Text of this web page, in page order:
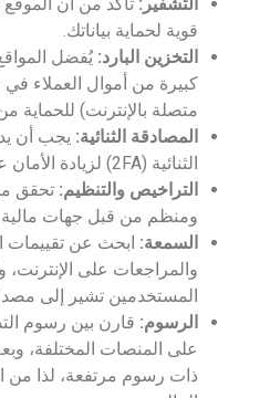
قوية لحماية بياناتك.
التخزين البارد: يُفضل
كبيرة من أموال العملاء في
متصلة بالإنترنت) للحماية
المصادقة الثنائية: يجب أن
الثنائية (2FA) لزيادة الأمان عند تسجيل الدخول.
التراخيص والتنظيم: تحقق
ومنظم من قبل جهات مالية
السمعة: ابحث عن تقييمات
والمراجعات على الإنترنت،
المستخدمين تشير إلى
الرسوم: قارن بين رسوم
على المنصات المختلفة،
ذات رسوم مرتفعة، لذا من